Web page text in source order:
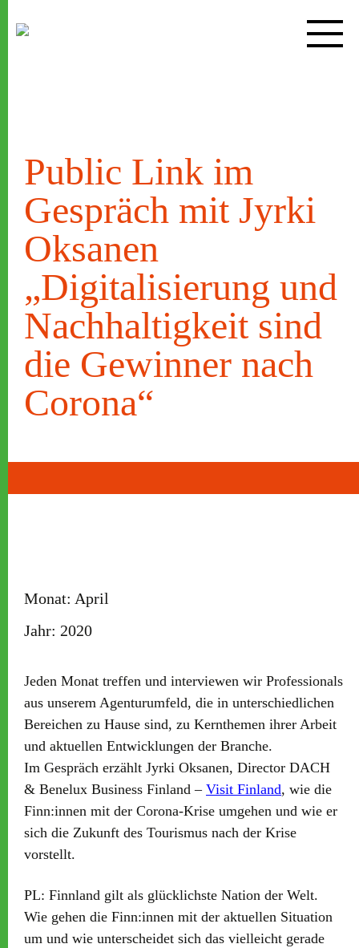
Inhalt
Public Link im
Gespräch mit Jyrki
Oksanen
„Digitalisierung und
Nachhaltigkeit sind
die Gewinner nach
Corona“
Monat: April
Jahr: 2020
Jeden Monat treffen und interviewen wir Professionals
aus unserem Agenturumfeld, die in unterschiedlichen
Bereichen zu Hause sind, zu Kernthemen ihrer Arbeit
und aktuellen Entwicklungen der Branche.
Im Gespräch erzählt Jyrki Oksanen, Director DACH
& Benelux Business Finland – Visit Finland, wie die
Finn:innen mit der Corona-Krise umgehen und wie er
sich die Zukunft des Tourismus nach der Krise
vorstellt.
PL: Finnland gilt als glücklichste Nation der Welt.
Wie gehen die Finn:innen mit der aktuellen Situation
um und wie unterscheidet sich das vielleicht gerade